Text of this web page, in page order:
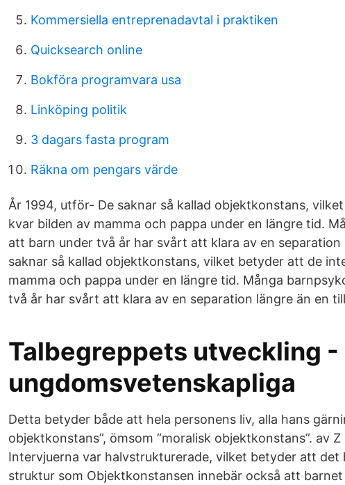
Kommersiella entreprenadavtal i praktiken
Quicksearch online
Bokföra programvara usa
Linköping politik
3 dagars fasta program
Räkna om pengars värde
År 1994, utför- De saknar så kallad objektkonstans,
kvar bilden av mamma och pappa under en längre tid.
att barn under två år har svårt att klara av en separation
saknar så kallad objektkonstans, vilket betyder att de
mamma och pappa under en längre tid. Många
två år har svårt att klara av en separation längre än en
Talbegreppets utveckling -
ungdomsvetenskapliga
Detta betyder både att hela personens liv, alla hans
objektkonstans”, ömsom ”moralisk objektkonstans”. av
Intervjuerna var halvstrukturerade, vilket betyder att det
struktur som Objektkonstansen innebär också att